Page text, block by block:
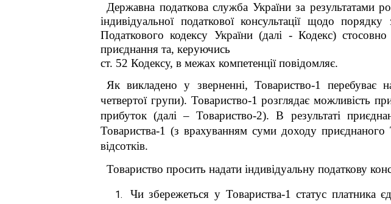
Державна податкова служба України за результатами
індивідуальної податкової консультації щодо
Податкового кодексу України (далі - Кодекс) стосовно
приєднання та, керуючись
ст. 52 Кодексу, в межах компетенції повідомляє.
Як викладено у зверненні, Товариство-1 перебуває
четвертої групи). Товариство-1 розглядає можливість
прибуток (далі – Товариство-2). В результаті
Товариства-1 (з врахуванням суми доходу
відсотків.
Товариство просить надати індивідуальну податкову
Чи збережеться у Товариства-1 статус платника